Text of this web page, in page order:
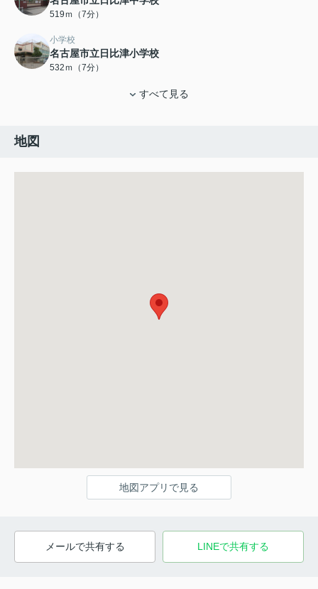
519ｍ（7分）
小学校
名古屋市立日比津小学校
532ｍ（7分）
すべて見る
地図
地図アプリで見る
メールで共有する LINEで共有する